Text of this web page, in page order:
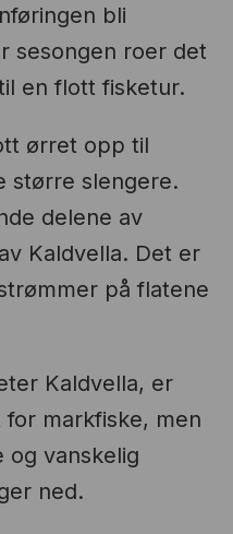
bli
sesongen roer det
en flott fisketur.
ørret opp til
større slengere.
delene av
Kaldvella. Det er
på flatene
Kaldvella, er
markfiske, men
og vanskelig
ned.